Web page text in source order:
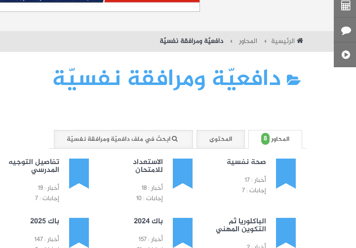
الرئيسية المحاور دافعيّة ومرافقة نفسيّة
دافعيّة ومرافقة نفسيّة
المحاور 8 المحتوى ابحث في ملف دافعيّة ومرافقة نفسيّة
صحة نفسية
أخبار : 17
إجابات : 7
الاستعداد
للامتحان
أخبار : 18
إجابات : 10
تفاصيل التوجيه
المدرسي
أخبار : 19
إجابات : 7
الباكلوريا ثم
التكوين المهني
باك 2024
أخبار : 157
باك 2025
أخبار : 147